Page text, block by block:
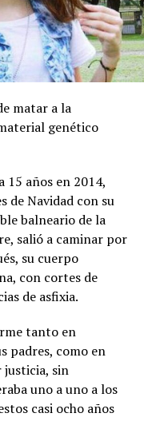
matar a la
genético
años en 2014,
de Navidad con su
balneario de la
salió a caminar por
su cuerpo
con cortes de
de asfixia.
tanto en
padres, como en
justicia, sin
uno a uno a los
casi ocho años